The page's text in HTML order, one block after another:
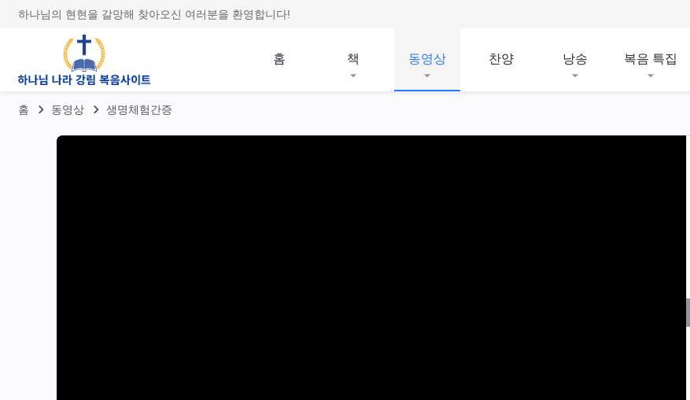
하나님의 현현을 갈망해 찾아오신 여러분을 환영합니다!
홈 책 동영상 찬양 낭송 복음 특집
홈 동영상 생명체험간증